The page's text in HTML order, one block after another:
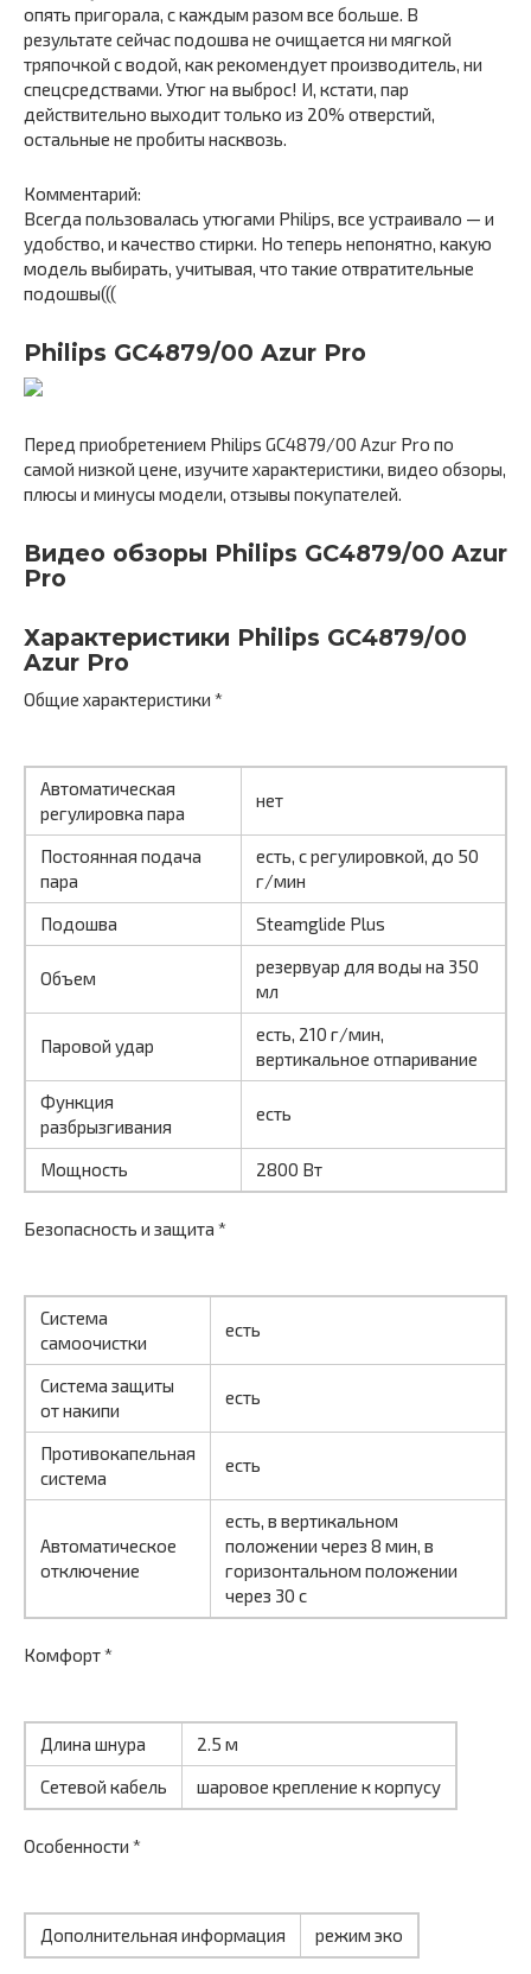
опять пригорала, с каждым разом все больше. В
результате сейчас подошва не очищается ни мягкой
тряпочкой с водой, как рекомендует производитель, ни
спецсредствами. Утюг на выброс! И, кстати, пар
действительно выходит только из 20% отверстий,
остальные не пробиты насквозь.
Комментарий:
Всегда пользовалась утюгами Philips, все устраивало — и
удобство, и качество стирки. Но теперь непонятно, какую
модель выбирать, учитывая, что такие отвратительные
подошвы(((
Philips GC4879/00 Azur Pro
Перед приобретением Philips GC4879/00 Azur Pro по
самой низкой цене, изучите характеристики, видео обзоры,
плюсы и минусы модели, отзывы покупателей.
Видео обзоры Philips GC4879/00 Azur
Pro
Характеристики Philips GC4879/00
Azur Pro
Общие характеристики *
Автоматическая
регулировка пара
нет
Постоянная подача
пара
есть, с регулировкой, до 50
г/мин
Подошва
Steamglide Plus
Объем
резервуар для воды на 350
мл
Паровой удар
есть, 210 г/мин,
вертикальное отпаривание
Функция
разбрызгивания
есть
Мощность 2800 Вт
Безопасность и защита *
Система
самоочистки
есть
Система защиты
от накипи
есть
Противокапельная
система
есть
Автоматическое
отключение
есть, в вертикальном
положении через 8 мин, в
горизонтальном положении
через 30 с
Комфорт *
Длина шнура
2.5 м
Сетевой кабель
шаровое крепление к корпусу
Особенности *
Дополнительная информация режим эко